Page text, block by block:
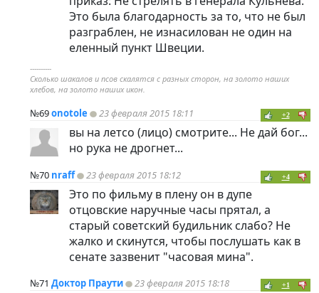
Это была благодарность за то, что не был
разграблен, не изнасилован не один на
еленный пункт Швеции.
----------
Сколько шакалов и псов скалятся с разных сторон, на золото наших
хлебов, на золото наших икон.
№69onotole 23 февраля 2015 18:11 +2
вы на летсо (лицо) смотрите... Не дай бог...
но рука не дрогнет...
№70 nraff 23 февраля 2015 18:12 +4
Это по фильму в плену он в дупе
отцовские наручные часы прятал, а
старый советский будильник слабо? Не
жалко и скинутся, чтобы послушать как в
сенате зазвенит "часовая мина".
№71 Доктор Праути 23 февраля 2015 18:18 +1